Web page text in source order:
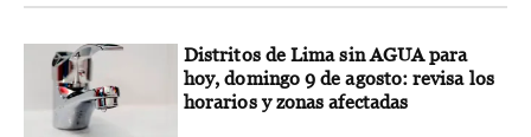
Distritos de Lima sin AGUA para
hoy, domingo 9 de agosto: revisa los
horarios y zonas afectadas